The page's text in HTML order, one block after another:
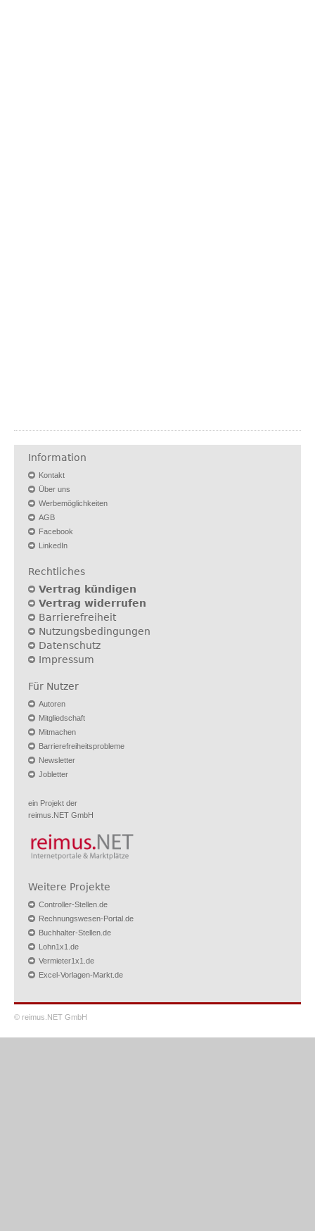
Information
Kontakt
Über uns
Werbemöglichkeiten
AGB
Facebook
LinkedIn
Rechtliches
Vertrag kündigen
Vertrag widerrufen
Barrierefreiheit
Nutzungsbedingungen
Datenschutz
Impressum
Für Nutzer
Autoren
Mitgliedschaft
Mitmachen
Barrierefreiheitsprobleme
Newsletter
Jobletter
ein Projekt der
reimus.NET GmbH
Weitere Projekte
Controller-Stellen.de
Rechnungswesen-Portal.de
Buchhalter-Stellen.de
Lohn1x1.de
Vermieter1x1.de
Excel-Vorlagen-Markt.de
© reimus.NET GmbH